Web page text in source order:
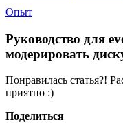
Опыт
Руководство для
модерировать
Понравилась статья?!
приятно :)
Поделиться